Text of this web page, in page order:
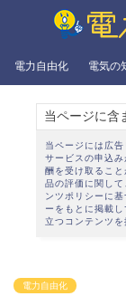
電力自由化 電気の
当ページに含
当ページには広
サービスの申込
酬を受け取るこ
品の評価に関して
ンツポリシー に
ーをもとに掲載
立つコンテンツを
電力自由化